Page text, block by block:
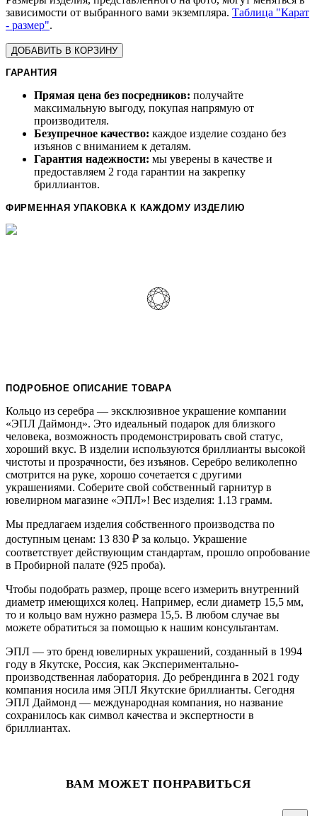
зависимости от выбранного вами экземпляра. Таблица "Карат
- размер".
ДОБАВИТЬ В КОРЗИНУ
ГАРАНТИЯ
Прямая цена без посредников: получайте
максимальную выгоду, покупая напрямую от
производителя.
Безупречное качество: каждое изделие создано без
изъянов с вниманием к деталям.
Гарантия надежности: мы уверены в качестве и
предоставляем 2 года гарантии на закрепку
бриллиантов.
ФИРМЕННАЯ УПАКОВКА К КАЖДОМУ ИЗДЕЛИЮ
ПОДРОБНОЕ ОПИСАНИЕ ТОВАРА
Кольцо из серебра — эксклюзивное украшение компании
«ЭПЛ Даймонд». Это идеальный подарок для близкого
человека, возможность продемонстрировать свой статус,
хороший вкус. В изделии используются бриллианты высокой
чистоты и прозрачности, без изъянов. Серебро великолепно
смотрится на руке, хорошо сочетается с другими
украшениями. Соберите свой собственный гарнитур в
ювелирном магазине «ЭПЛ»! Вес изделия: 1.13 грамм.
Мы предлагаем изделия собственного производства по
доступным ценам: 13 830 ₽ за кольцо. Украшение
соответствует действующим стандартам, прошло опробование
в Пробирной палате (925 проба).
Чтобы подобрать размер, проще всего измерить внутренний
диаметр имеющихся колец. Например, если диаметр 15,5 мм,
то и кольцо вам нужно размера 15,5. В любом случае вы
можете обратиться за помощью к нашим консультантам.
ЭПЛ — это бренд ювелирных украшений, созданный в 1994
году в Якутске, Россия, как Экспериментально-
производственная лаборатория. До ребрендинга в 2021 году
компания носила имя ЭПЛ Якутские бриллианты. Сегодня
ЭПЛ Даймонд — международная компания, но название
сохранилось как символ качества и экспертности в
бриллиантах.
ВАМ МОЖЕТ ПОНРАВИТЬСЯ